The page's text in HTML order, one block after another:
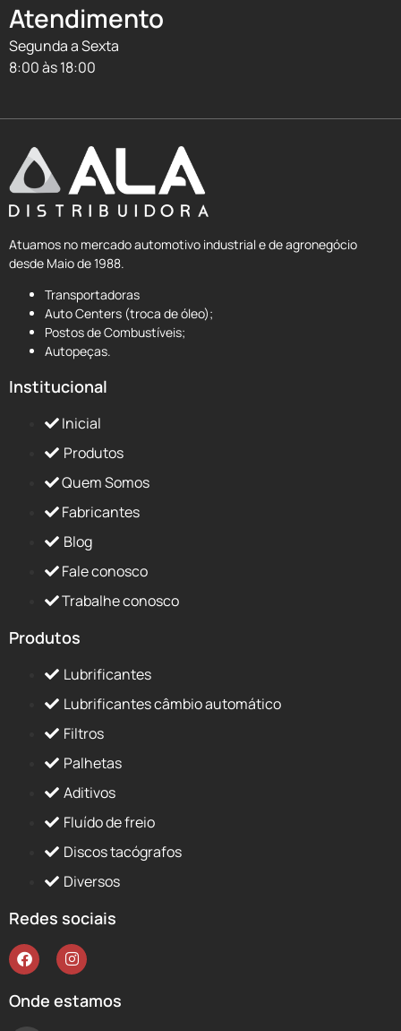
Atendimento
Segunda a Sexta
8:00 às 18:00
Atuamos no mercado automotivo industrial e de agronegócio
desde Maio de 1988.
Transportadoras
Auto Centers (troca de óleo);
Postos de Combustíveis;
Autopeças.
Institucional
Inicial
Produtos
Quem Somos
Fabricantes
Blog
Fale conosco
Trabalhe conosco
Produtos
Lubrificantes
Lubrificantes câmbio automático
Filtros
Palhetas
Aditivos
Fluído de freio
Discos tacógrafos
Diversos
Redes sociais
Onde estamos